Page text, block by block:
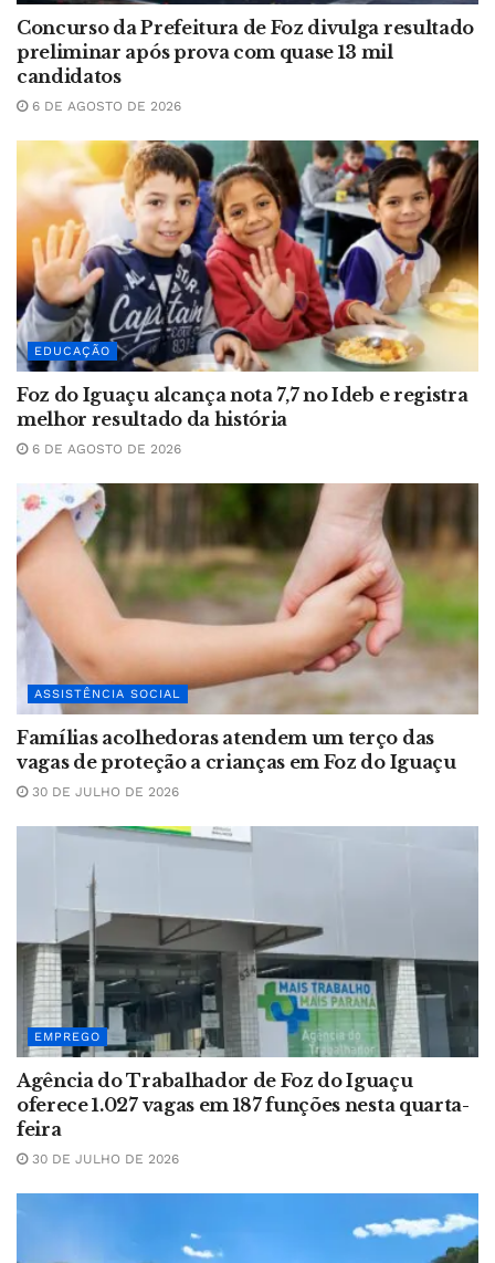
Concurso da Prefeitura de Foz divulga resultado
preliminar após prova com quase 13 mil
candidatos
6 DE AGOSTO DE 2026
EDUCAÇÃO
Foz do Iguaçu alcança nota 7,7 no Ideb e registra
melhor resultado da história
6 DE AGOSTO DE 2026
ASSISTÊNCIA SOCIAL
Famílias acolhedoras atendem um terço das
vagas de proteção a crianças em Foz do Iguaçu
30 DE JULHO DE 2026
EMPREGO
Agência do Trabalhador de Foz do Iguaçu
oferece 1.027 vagas em 187 funções nesta quarta-
feira
30 DE JULHO DE 2026